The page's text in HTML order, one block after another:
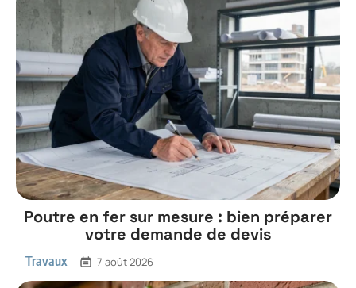
Poutre en fer sur mesure : bien préparer
votre demande de devis
Travaux 7 août 2026